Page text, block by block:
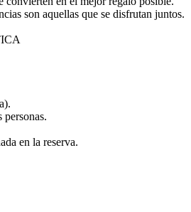
son aquellas que se disfrutan juntos.
en la reserva.